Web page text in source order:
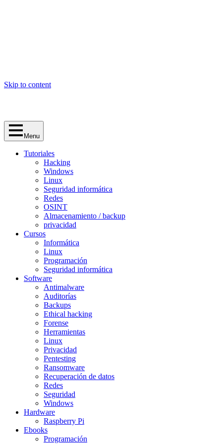
Skip to content
Menu
Tutoriales
Hacking
Windows
Linux
Seguridad informática
Redes
OSINT
Almacenamiento / backup
privacidad
Cursos
Informática
Linux
Programación
Seguridad informática
Software
Antimalware
Auditorías
Backups
Ethical hacking
Forense
Herramientas
Linux
Privacidad
Pentesting
Ransomware
Recuperación de datos
Redes
Seguridad
Windows
Hardware
Raspberry Pi
Ebooks
Programación